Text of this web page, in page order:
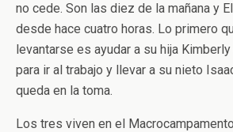
no cede. Son las diez de la mañana y
desde hace cuatro horas. Lo primero
levantarse es ayudar a su hija
para ir al trabajo y llevar a su nieto
queda en la toma.
Los tres viven en el